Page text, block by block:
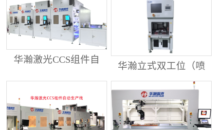
华瀚激光CCS组件自
动生产线（纵向线）
华瀚立式双工位（喷
射锡膏）激光焊锡机